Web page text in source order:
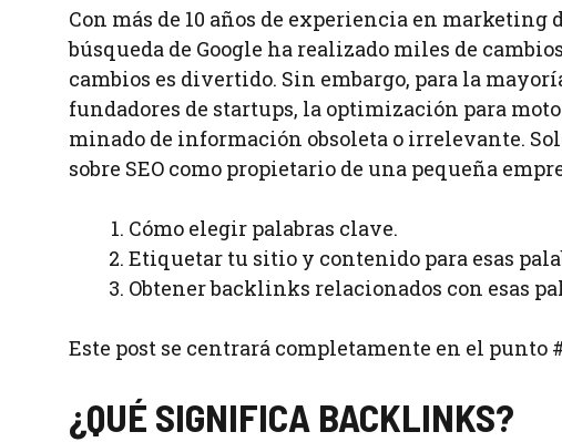
Con más de 10 años de experiencia en
búsqueda de Google ha realizado miles de
cambios es divertido. Sin embargo, para la
fundadores de startups, la optimización para
minado de información obsoleta o irrelevante.
sobre SEO como propietario de una pequeña
Cómo elegir palabras clave.
Etiquetar tu sitio y contenido para esas
Obtener backlinks relacionados con esas
Este post se centrará completamente en el punto
¿QUÉ SIGNIFICA BACKLINKS?